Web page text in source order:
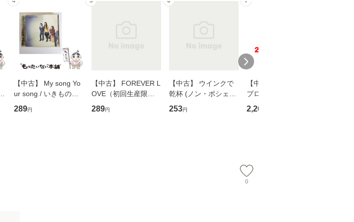
【中古】 My song Yo
ur song / いきものが
かり / [CD]【メール便
送料無料】
289円
【中古】 FOREVER L
OVE（初回生産限定
盤） / 清水翔太×加藤
ミリヤ / [CD]【メール
289円
【中古】 ウインクで
乾杯 (ノン・ポシェッ
ト) / 東野圭吾 / 祥伝
社 [文庫]【メール便送
253円
【中古】 野ブタ。を
プロデュース [DVD-B
OX] / バップ [DVD]
【メール便送料無料】
2,266
0